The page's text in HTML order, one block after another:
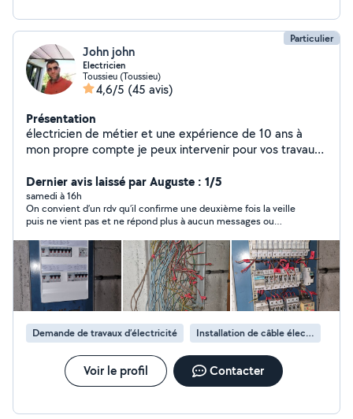
Particulier
John john
Electricien
Toussieu (Toussieu)
4,6/5 (45 avis)
Présentation
électricien de métier et une expérience de 10 ans à
mon propre compte je peux intervenir pour vos travaux
très bonne conscience professionnelle.
Dernier avis laissé par Auguste : 1/5
samedi à 16h
On convient d’un rdv qu’il confirme une deuxième fois la veille
puis ne vient pas et ne répond plus à aucun messages ou
Demande de travaux d’électricité Installation de câble électrique
Voir le profil Contacter